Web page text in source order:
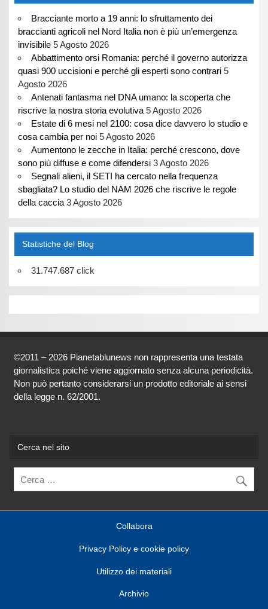
Bracciante morto a 19 anni: lo sfruttamento dei
braccianti agricoli nel Nord Italia non è più un’emergenza
invisibile 5 Agosto 2026
Abbattimento orsi Romania: perché il governo autorizza
quasi 900 uccisioni e perché gli esperti sono contrari 5
Agosto 2026
Antenati fantasma nel DNA umano: la scoperta che
riscrive la nostra storia evolutiva 5 Agosto 2026
Estate di 6 mesi nel 2100: cosa dice davvero lo studio e
cosa cambia per noi 5 Agosto 2026
Aumentono le zecche in Italia: perché crescono, dove
sono più diffuse e come difendersi 3 Agosto 2026
Segnali alieni, il SETI ha cercato nella frequenza
sbagliata? Lo studio del NAM 2026 che riscrive le regole
della caccia 3 Agosto 2026
Statistiche del Blog
31.747.687 click
©2011 – 2026 Pianetablunews non rappresenta una testata
giornalistica poiché viene aggiornato senza alcuna periodicità.
Non può pertanto considerarsi un prodotto editoriale ai sensi
della legge n. 62/2001.
Cerca nel sito
Collabora
Privacy Policy e cookie policy
Utilizzo dei materiali
Archivio